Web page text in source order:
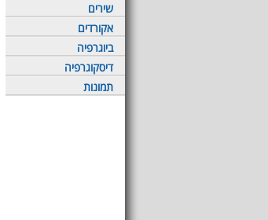
שירים
אקורדים
ביוגרפיה
דיסקוגרפיה
תמונות